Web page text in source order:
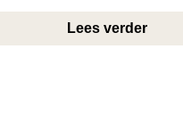
Lees verder